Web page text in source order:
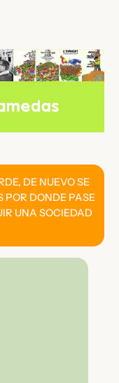
DE NUEVO SE
DONDE PASE
UNA SOCIEDAD